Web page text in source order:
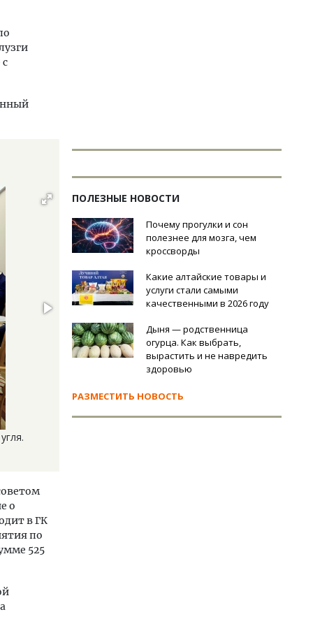
о
в ГК
по
525
ПОЛЕЗНЫЕ НОВОСТИ
Почему прогулки и сон
полезнее для мозга, чем
кроссворды
Какие алтайские товары и
услуги стали самыми
качественными в 2026 году
Дыня — родственница
огурца. Как выбрать,
вырастить и не навредить
здоровью
РАЗМЕСТИТЬ НОВОСТЬ